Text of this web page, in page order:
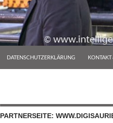
DATENSCHUTZERKLÄRUNG KONTAKT
PARTNERSEITE: